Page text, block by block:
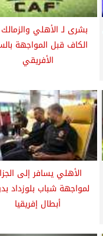
بشرى لـ الأهلي
الكاف قبل المواجهة
الأفريقي
الأهلي يسافر إلى
لمواجهة شباب بلوزداد
أبطال إفريقيا